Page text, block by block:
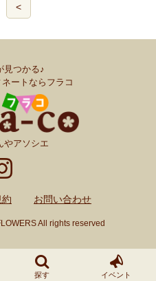
<
探す イベント
見つかる♪
ートならフラコ
やアソシエ
お問い合わせ
All rights reserved